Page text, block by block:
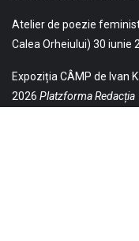
Atelier de poezie
Calea Orheiului) 30 iunie
Expoziția CÂMP de Ivan
2026 Platzforma Redacția